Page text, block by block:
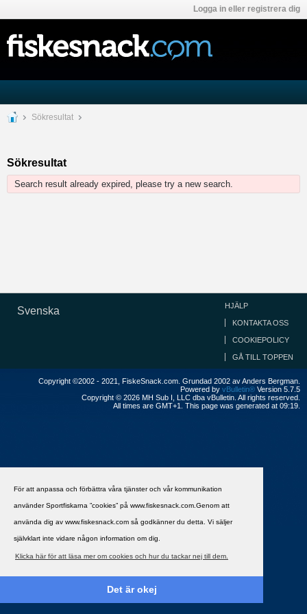
För att anpassa och förbättra våra tjänster och vår kommunikation
använder Sportfiskarna ”cookies” på www.fiskesnack.com.Genom att
använda dig av www.fiskesnack.com så godkänner du detta. Vi säljer
självklart inte vidare någon information om dig.
Klicka här för att läsa mer om cookies och hur du tackar nej till dem.
Det är okej
Logga in eller registrera dig
Sökresultat
Sökresultat
Search result already expired, please try a new search.
Svenska HJÄLP
KONTAKTA OSS
COOKIEPOLICY
GÅ TILL TOPPEN
Copyright ©2002 - 2021, FiskeSnack.com. Grundad 2002 av Anders Bergman.
Powered by vBulletin® Version 5.7.5
Copyright © 2026 MH Sub I, LLC dba vBulletin. All rights reserved.
All times are GMT+1. This page was generated at 09:19.